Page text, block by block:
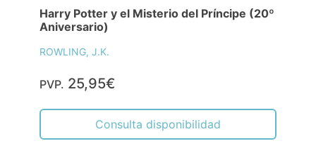
Harry Potter y el Misterio del Príncipe (20º
Aniversario)
ROWLING, J.K.
PVP. 25,95€
Consulta disponibilidad